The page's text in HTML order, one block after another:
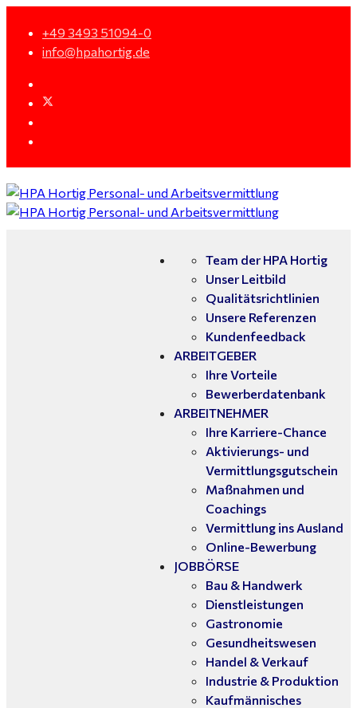
+49 3493 51094-0
info@hpahortig.de
Team der HPA Hortig
Unser Leitbild
Qualitätsrichtlinien
Unsere Referenzen
Kundenfeedback
ARBEITGEBER
Ihre Vorteile
Bewerberdatenbank
ARBEITNEHMER
Ihre Karriere-Chance
Aktivierungs- und
Vermittlungsgutschein
Maßnahmen und
Coachings
Vermittlung ins Ausland
Online-Bewerbung
JOBBÖRSE
Bau & Handwerk
Dienstleistungen
Gastronomie
Gesundheitswesen
Handel & Verkauf
Industrie & Produktion
Kaufmännisches